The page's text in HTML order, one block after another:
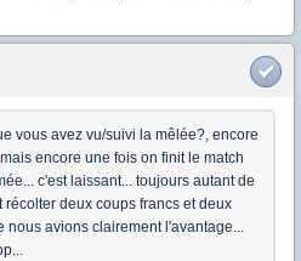
vous avez vu/suivi la mêlée?, encore
encore une fois on finit le match
c'est laissant... toujours autant de
deux coups francs et deux
nous avions clairement l'avantage...